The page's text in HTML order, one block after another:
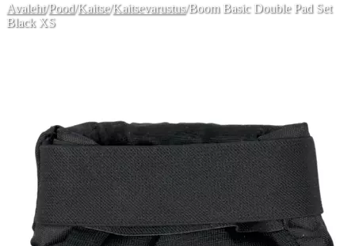
Avaleht/Pood/Kaitse/Kaitsevarustus/Boom Basic Double Pad Set
Black XS